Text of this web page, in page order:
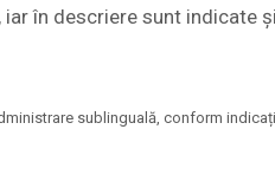
în descriere sunt indicate
sublinguală, conform